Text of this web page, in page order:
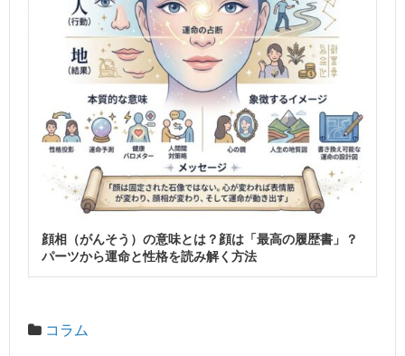
顔相（がんそう）の意味とは？顔は「最高の履歴書」？
パーツから運命と性格を読み解く方法
コラム